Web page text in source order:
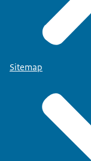
Sitemap